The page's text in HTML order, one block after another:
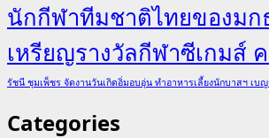
นักกีฬาทีมชาติไทยของมก
เหรียญรางวัลกีฬาซีเกมส์
รัชนี ชุมเพ็ชร จัดงานวันเกิดอิ่มอบอุ่น ทำอาหารเลี้ยงนักบาสฯ เ
Categories